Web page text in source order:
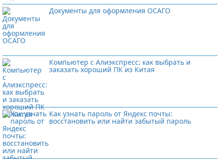
Документы для оформления ОСАГО
Компьютер с Алиэкспресс: как выбрать и
заказать хороший ПК из Китая
Как узнать пароль от Яндекс почты:
восстановить или найти забытый пароль